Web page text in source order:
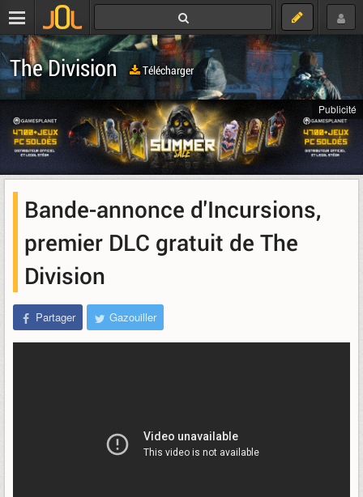
The Division Télécharger
Publicité
Bande-annonce d'Incursions,
premier DLC gratuit de The
Division
Partager Gazouiller